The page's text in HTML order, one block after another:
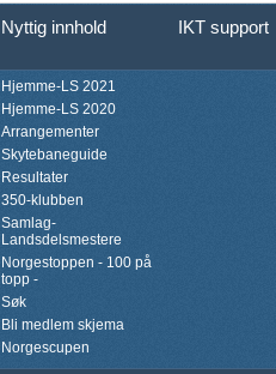
Nyttig innhold IKT support
Hjemme-LS 2021
Hjemme-LS 2020
Arrangementer
Skytebaneguide
Resultater
350-klubben
Samlag-
Landsdelsmestere
Norgestoppen - 100 på
topp -
Søk
Bli medlem skjema
Norgescupen